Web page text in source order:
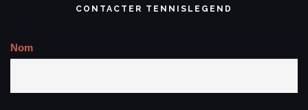
CONTACTER TENNISLEGEND
Nom